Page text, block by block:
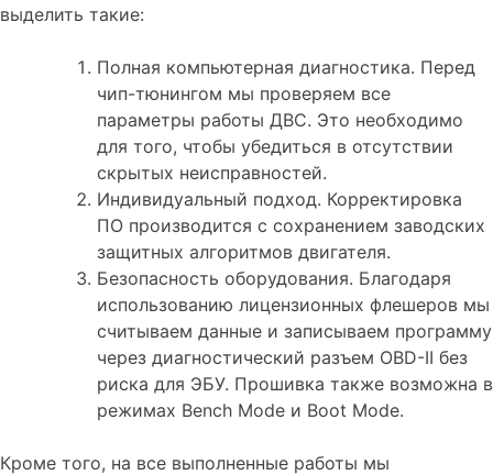
выделить такие:
Полная компьютерная диагностика. Перед
чип-тюнингом мы проверяем все
параметры работы ДВС. Это необходимо
для того, чтобы убедиться в отсутствии
скрытых неисправностей.
Индивидуальный подход. Корректировка
ПО производится с сохранением заводских
защитных алгоритмов двигателя.
Безопасность оборудования. Благодаря
использованию лицензионных флешеров мы
считываем данные и записываем программу
через диагностический разъем OBD-II без
риска для ЭБУ. Прошивка также возможна в
режимах Bench Mode и Boot Mode.
Кроме того, на все выполненные работы мы